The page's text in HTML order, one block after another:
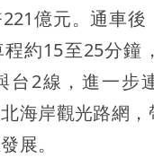
億元。通車後
約15至25分鐘
台2線，進一步
海岸觀光路網
展。